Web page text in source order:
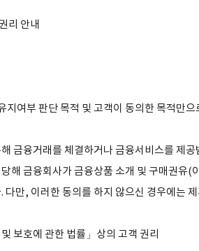
리 안내
지여부 판단 목적 및 고객이 동의한 목적만으
금융거래를 체결하거나 금융서비스를 제
해 금융회사가 금융상품 소개 및 구매권
만, 이러한 동의를 하지 않으신 경우에는
보호에 관한 법률」상의 고객 권리